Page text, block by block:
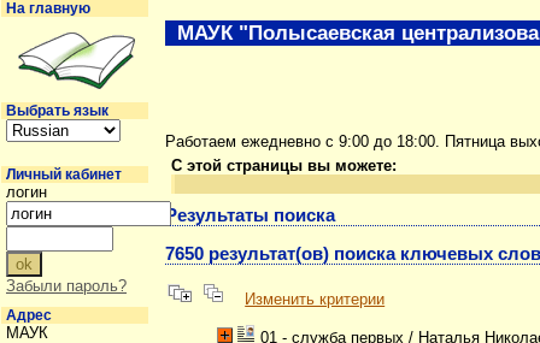
Работаем ежедневно с 9:00 до 18:00. Пятница
С этой страницы вы можете:
Результаты поиска
7650 результат(ов) поиска ключевых
Изменить критерии
01 - служба первых / Наталья
МАУК "Полысаевская
На главную
Выбрать язык
Личный кабинет
логин
Забыли пароль?
Адрес
МАУК